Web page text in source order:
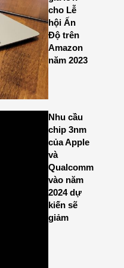
cho Lễ
hội Ấn
Độ trên
Amazon
năm 2023
Nhu cầu
chip 3nm
của Apple
và
Qualcomm
vào năm
2024 dự
kiến sẽ
giảm